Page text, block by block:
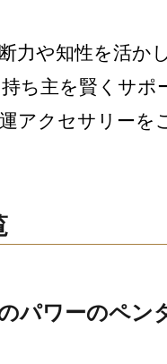
力や知性を活か
ち主を賢くサポ
アクセサリーを
パワーのペン